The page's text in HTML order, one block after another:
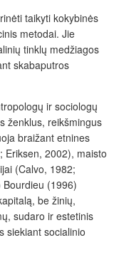
taikyti kokybinės
metodai. Jie
tinklų medžiagos
skabaputros
ir sociologų
ženklus, reikšmingus
braižant etnines
Eriksen, 2002), maisto
(Calvo, 1982;
Bourdieu (1996)
be žinių,
sudaro ir estetinis
siekiant socialinio